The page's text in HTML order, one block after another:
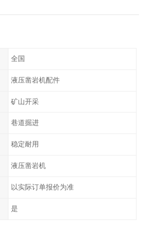
全国
液压凿岩机配件
矿山开采
巷道掘进
稳定耐用
液压凿岩机
以实际订单报价为准
是